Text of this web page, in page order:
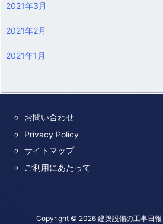
2021年3月
2021年2月
2021年1月
お問い合わせ
Privacy Policy
サイトマップ
ご利用にあたって
Copyright © 2026 建築設備の工事日報